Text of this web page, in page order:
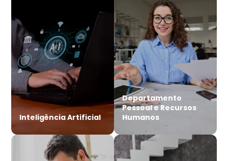
Inteligência Artificial
Departamento
Pessoal e Recursos
Humanos